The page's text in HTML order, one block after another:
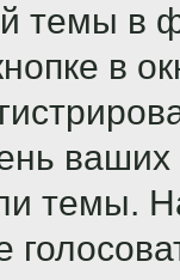
темы в
в
ваших
темы.